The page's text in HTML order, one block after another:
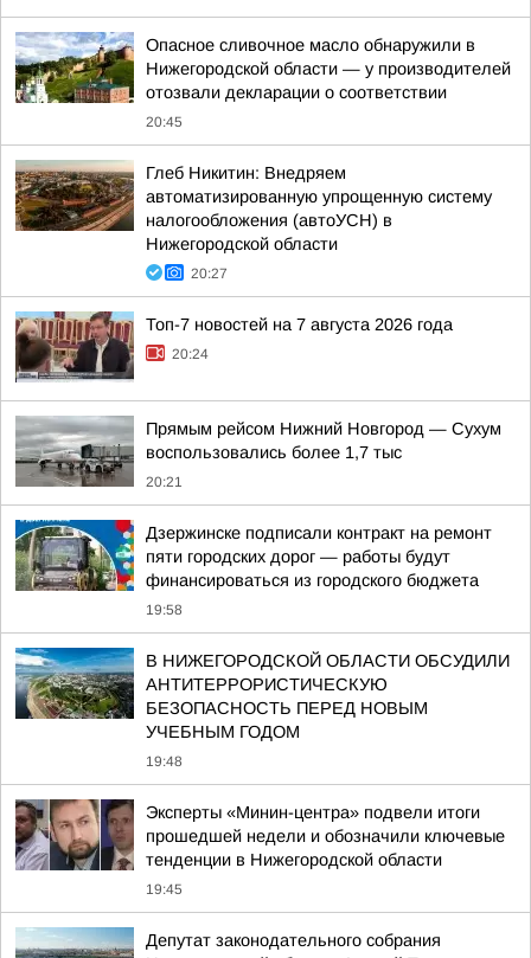
Опасное сливочное масло обнаружили в
Нижегородской области — у производителей
отозвали декларации о соответствии
20:45
Глеб Никитин: Внедряем
автоматизированную упрощенную систему
налогообложения (автоУСН) в
Нижегородской области
20:27
Топ-7 новостей на 7 августа 2026 года
20:24
Прямым рейсом Нижний Новгород — Сухум
воспользовались более 1,7 тыс
20:21
Дзержинске подписали контракт на ремонт
пяти городских дорог — работы будут
финансироваться из городского бюджета
19:58
В НИЖЕГОРОДСКОЙ ОБЛАСТИ ОБСУДИЛИ
АНТИТЕРРОРИСТИЧЕСКУЮ
БЕЗОПАСНОСТЬ ПЕРЕД НОВЫМ
УЧЕБНЫМ ГОДОМ
19:48
Эксперты «Минин-центра» подвели итоги
прошедшей недели и обозначили ключевые
тенденции в Нижегородской области
19:45
Депутат законодательного собрания